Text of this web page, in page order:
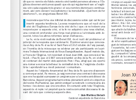
www.uic.es/admisiones-titulaciones